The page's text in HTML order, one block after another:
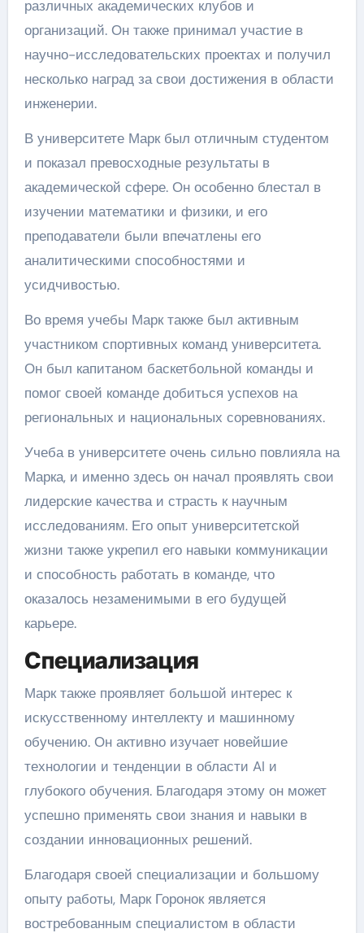
различных академических клубов и
организаций. Он также принимал участие в
научно-исследовательских проектах и получил
несколько наград за свои достижения в области
инженерии.
В университете Марк был отличным студентом
и показал превосходные результаты в
академической сфере. Он особенно блестал в
изучении математики и физики, и его
преподаватели были впечатлены его
аналитическими способностями и
усидчивостью.
Во время учебы Марк также был активным
участником спортивных команд университета.
Он был капитаном баскетбольной команды и
помог своей команде добиться успехов на
региональных и национальных соревнованиях.
Учеба в университете очень сильно повлияла на
Марка, и именно здесь он начал проявлять свои
лидерские качества и страсть к научным
исследованиям. Его опыт университетской
жизни также укрепил его навыки коммуникации
и способность работать в команде, что
оказалось незаменимыми в его будущей
карьере.
Специализация
Марк также проявляет большой интерес к
искусственному интеллекту и машинному
обучению. Он активно изучает новейшие
технологии и тенденции в области AI и
глубокого обучения. Благодаря этому он может
успешно применять свои знания и навыки в
создании инновационных решений.
Благодаря своей специализации и большому
опыту работы, Марк Горонок является
востребованным специалистом в области